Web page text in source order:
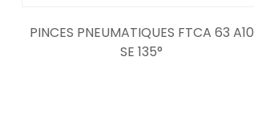
PINCES PNEUMATIQUES FTCA 63 A10
SE 135°